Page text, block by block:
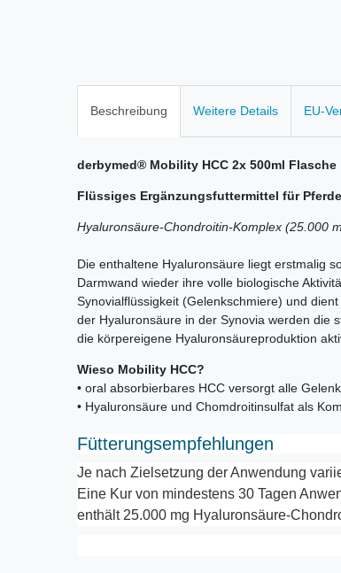
Beschreibung Weitere Details EU-
derbymed® Mobility HCC 2x 500ml Flasche
Flüssiges Ergänzungsfuttermittel für
Hyaluronsäure-Chondroitin-Komplex (25.000
Die enthaltene Hyaluronsäure liegt erstmalig
Darmwand wieder ihre volle biologische
Synovialflüssigkeit (Gelenkschmiere) und
der Hyaluronsäure in der Synovia werden die
die körpereigene Hyaluronsäureproduktion
Wieso Mobility HCC?
• oral absorbierbares HCC versorgt alle
• Hyaluronsäure und Chomdroitinsulfat als
Fütterungsempfehlungen
Je nach Zielsetzung der Anwendung
Eine Kur von mindestens 30 Tagen
enthält 25.000 mg Hyaluronsäure-